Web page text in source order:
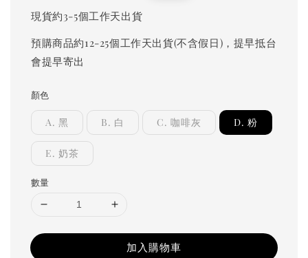
現貨約3-5個工作天出貨
預購商品約12-25個工作天出貨(不含假日)，提早抵台
會提早寄出
顏色
A. 黑 B. 白 C. 咖啡灰 D. 粉
E. 奶茶
數量
加入購物車